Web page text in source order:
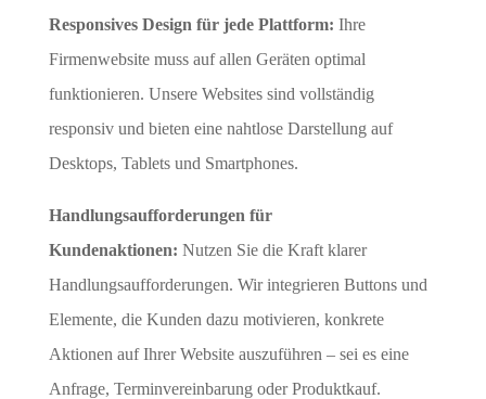
Responsives Design für jede Plattform: Ihre
Firmenwebsite muss auf allen Geräten optimal
funktionieren. Unsere Websites sind vollständig
responsiv und bieten eine nahtlose Darstellung auf
Desktops, Tablets und Smartphones.
Handlungsaufforderungen für
Kundenaktionen: Nutzen Sie die Kraft klarer
Handlungsaufforderungen. Wir integrieren Buttons und
Elemente, die Kunden dazu motivieren, konkrete
Aktionen auf Ihrer Website auszuführen – sei es eine
Anfrage, Terminvereinbarung oder Produktkauf.